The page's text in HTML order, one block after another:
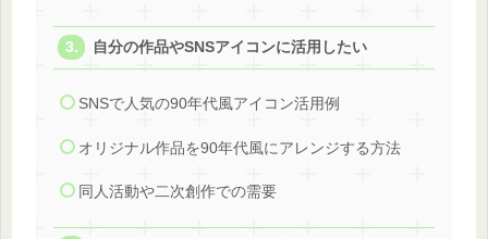
自分の作品やSNSアイコンに活用したい
SNSで人気の90年代風アイコン活用例
オリジナル作品を90年代風にアレンジする方法
同人活動や二次創作での需要